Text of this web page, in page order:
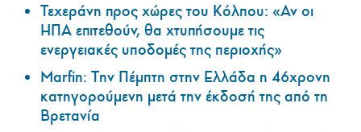
Τεχεράνη προς χώρες του Κόλπου: «Αν οι
ΗΠΑ επιτεθούν, θα χτυπήσουμε τις
ενεργειακές υποδομές της περιοχής»
Marfin: Την Πέμπτη στην Ελλάδα η 46χρονη
κατηγορούμενη μετά την έκδοσή της από τη
Βρετανία